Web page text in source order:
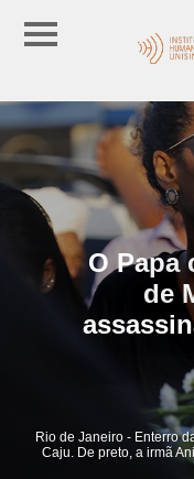
O Papa
de
Rio de Janeiro - Enterro
Caju. De preto, a irmã